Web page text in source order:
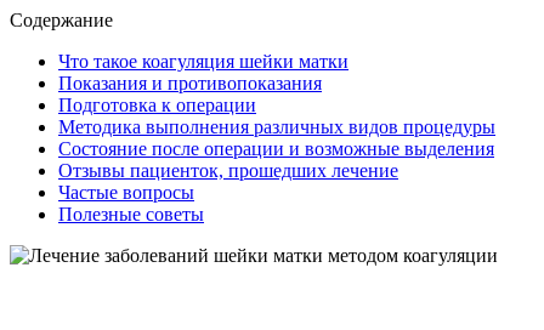
Содержание
Что такое коагуляция шейки матки
Показания и противопоказания
Подготовка к операции
Методика выполнения различных видов процедуры
Состояние после операции и возможные выделения
Отзывы пациенток, прошедших лечение
Частые вопросы
Полезные советы